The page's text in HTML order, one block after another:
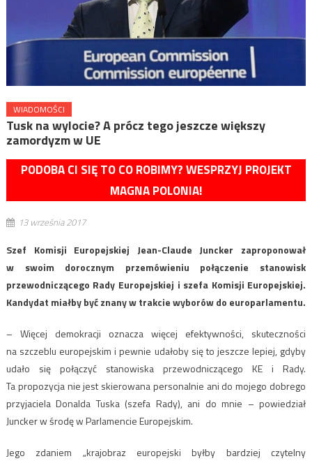
WIADOMOŚCI
Tusk na wylocie? A prócz tego jeszcze większy
zamordyzm w UE
PODOBA CI SIĘ TO CO ROBIMY? WESPRZYJ PROJEKT
MAGNA POLONIA!
13 września 2017
Szef Komisji Europejskiej Jean-Claude Juncker zaproponował
w swoim dorocznym przemówieniu połączenie stanowisk
przewodniczącego Rady Europejskiej i szefa Komisji Europejskiej.
Kandydat miałby być znany w trakcie wyborów do europarlamentu.
– Więcej demokracji oznacza więcej efektywności, skuteczności
na szczeblu europejskim i pewnie udałoby się to jeszcze lepiej, gdyby
udało się połączyć stanowiska przewodniczącego KE i Rady.
Ta propozycja nie jest skierowana personalnie ani do mojego dobrego
przyjaciela Donalda Tuska (szefa Rady), ani do mnie – powiedział
Juncker w środę w Parlamencie Europejskim.
Jego zdaniem „krajobraz europejski byłby bardziej czytelny